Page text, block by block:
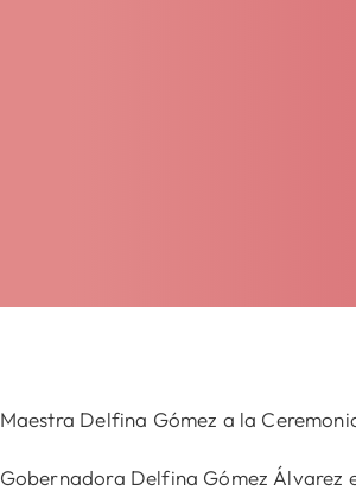
Delfina Gómez a la
Delfina Gómez Álvarez